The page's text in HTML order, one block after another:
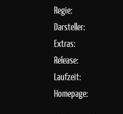
Regie:
Darsteller:
Extras:
Release:
Laufzeit:
Homepage: